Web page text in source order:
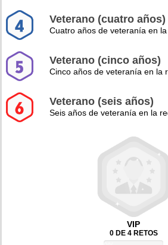
Veterano (cuatro años)
Cuatro años de veteranía en
Veterano (cinco años)
Cinco años de veteranía en la
Veterano (seis años)
Seis años de veteranía en la
VIP
0 DE 4 RETOS